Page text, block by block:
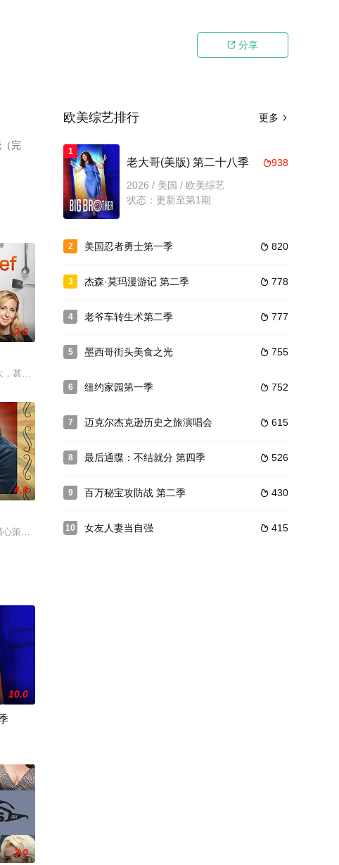
 分享
完
2.0
甚至于全美最大，参赛者阵容最庞大的厨艺竞赛综艺节目，全美厨师选秀活动。
4.0
策划的巧妙戏法，贾斯汀·威尔曼将善意的魔术与成年人的欢笑融合在了一起。
戴珊,葛妮·卡戴珊
10.0
3.0
更多 
欧美综艺排行
1
938
老大哥(美版) 第二十八季
2026 / 美国 / 欧美综艺
状态：更新至第1期
2  820
美国忍者勇士第一季
3  778
杰森·莫玛漫游记 第二季
4  777
老爷车转生术第二季
5  755
墨西哥街头美食之光
6  752
纽约家园第一季
7  615
迈克尔杰克逊历史之旅演唱会
8  526
最后通牒：不结就分 第四季
9  430
百万秘宝攻防战 第二季
10  415
女友人妻当自强